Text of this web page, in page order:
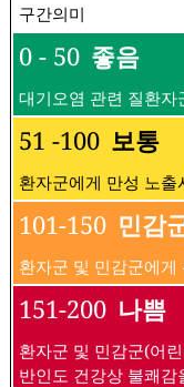
구간의미
0 - 50 좋음
대기오염 관련 질환
51 -100 보통
환자군에게 만성 노
101-150 민감
환자군 및 민감군에
151-200 나쁨
환자군 및 민감군(어
반인도 건강상 불쾌